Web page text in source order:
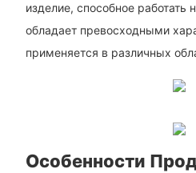
изделие, способное
обладает превосходными
применяется в различных
Особенности